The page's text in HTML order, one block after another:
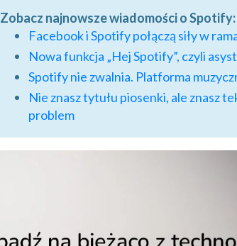
Zobacz najnowsze wiadomości o Spotify:
Facebook i Spotify połączą siły w
Nowa funkcja „Hej Spotify”, czyli
Spotify nie zwalnia. Platforma
Nie znasz tytułu piosenki, ale znasz
problem